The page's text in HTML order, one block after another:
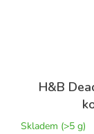
H&B
Skladem (>5 g)